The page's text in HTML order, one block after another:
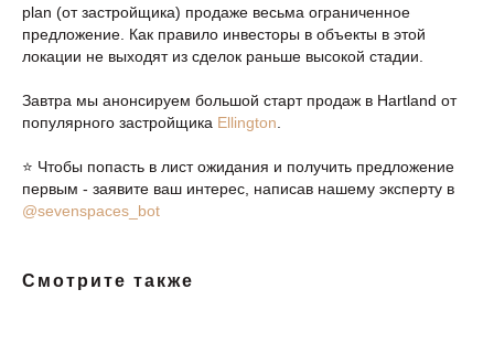
plan (от застройщика) продаже весьма ограниченное
предложение. Как правило инвесторы в объекты в этой
локации не выходят из сделок раньше высокой стадии.
Завтра мы анонсируем большой старт продаж в Hartland от
популярного застройщика Ellington
⭐️ Чтобы попасть в лист ожидания и получить предложение
первым - заявите ваш интерес, написав нашему эксперту в
@sevenspaces_bot
Смотрите также